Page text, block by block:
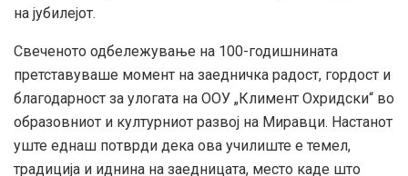
на јубилејот.
Свеченото одбележување на 100-годишнината
претставуваше момент на заедничка радост, гордост и
благодарност за улогата на ООУ „Климент Охридски“ во
образовниот и културниот развој на Миравци. Настанот
уште еднаш потврди дека ова училиште е темел,
традиција и иднина на заедницата, место каде што